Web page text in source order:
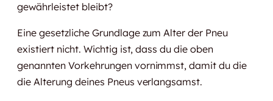
gewährleistet bleibt?
Eine gesetzliche Grundlage zum Alter der Pneu
existiert nicht. Wichtig ist, dass du die oben
genannten Vorkehrungen vornimmst, damit du die
die Alterung deines Pneus verlangsamst.